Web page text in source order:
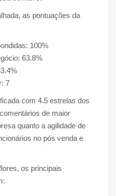
as pontuações da
100%
63.8%
7
com 4.5 estrelas dos
de maior
quanto a agilidade de
no pós venda e
os principais